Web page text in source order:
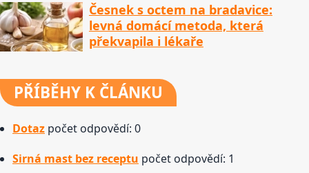
Česnek s octem na bradavice:
levná domácí metoda, která
překvapila i lékaře
PŘÍBĚHY K ČLÁNKU
Dotaz počet odpovědí: 0
Sirná mast bez receptu počet odpovědí: 1